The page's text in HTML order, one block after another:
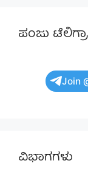
ಪಂಜು
Join
ವಿಭಾಗಗಳು